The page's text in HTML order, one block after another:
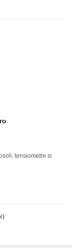
tensiometre si